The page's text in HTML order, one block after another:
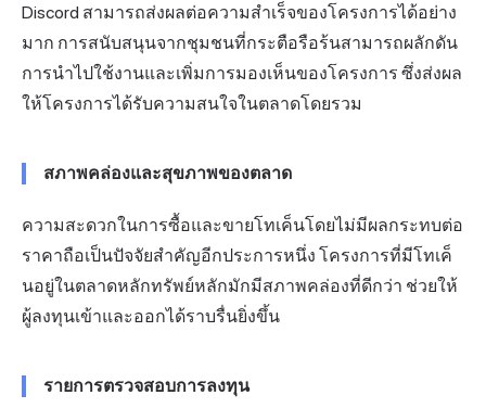
Discord สามารถส่งผลต่อความสำเร็จของโครงการได้อย่าง
มาก การสนับสนุนจากชุมชนที่กระตือรือร้นสามารถผลักดัน
การนำไปใช้งานและเพิ่มการมองเห็นของโครงการ ซึ่งส่งผล
ให้โครงการได้รับความสนใจในตลาดโดยรวม
สภาพคล่องและสุขภาพของตลาด
ความสะดวกในการซื้อและขายโทเค็นโดยไม่มีผลกระทบต่อ
ราคาถือเป็นปัจจัยสำคัญอีกประการหนึ่ง โครงการที่มีโทเค็
นอยู่ในตลาดหลักทรัพย์หลักมักมีสภาพคล่องที่ดีกว่า ช่วยให้
ผู้ลงทุนเข้าและออกได้ราบรื่นยิ่งขึ้น
รายการตรวจสอบการลงทุน